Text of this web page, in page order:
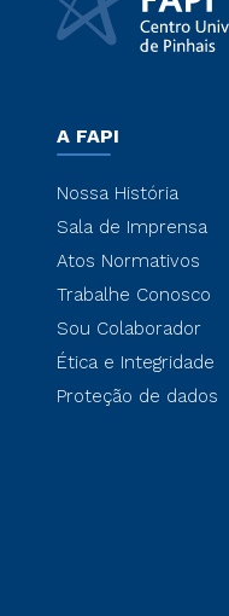
A FAPI
Nossa História
Sala de Imprensa
Atos Normativos
Trabalhe Conosco
Sou Colaborador
Ética e Integridade
Proteção de dados